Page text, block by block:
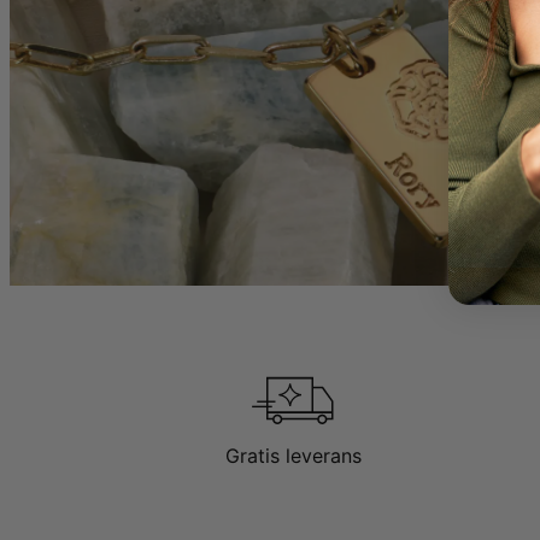
vardagliga stil!
HUR MÄTER
När du köper
Gratis leverans